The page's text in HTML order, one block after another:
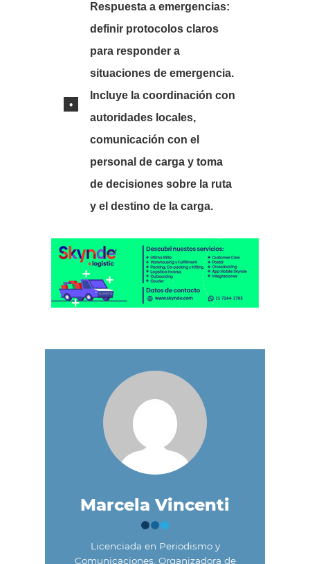
Respuesta a emergencias:
definir protocolos claros
para responder a
situaciones de emergencia.
Incluye la coordinación con
autoridades locales,
comunicación con el
personal de carga y toma
de decisiones sobre la ruta
y el destino de la carga.
Marcela Vincenti
Licenciada en Periodismo y
Comunicaciones. Organizadora de